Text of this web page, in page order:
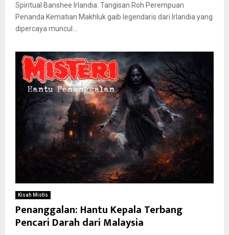
Spiritual Banshee Irlandia: Tangisan Roh Perempuan
Penanda Kematian Makhluk gaib legendaris dari Irlandia yang
dipercaya muncul...
Kisah Mistis
Penanggalan: Hantu Kepala Terbang
Pencari Darah dari Malaysia